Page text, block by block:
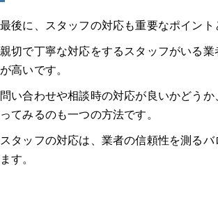
最後に、スタッフの対応も重要なポイント
親切で丁寧な対応をするスタッフがいる
が高いです。
問い合わせや相談時の対応が良いかどうか
ってみるのも一つの方法です。
スタッフの対応は、業者の信頼性を測るバ
ます。